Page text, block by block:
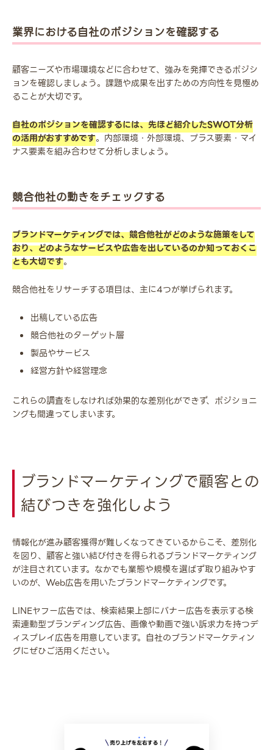
業界における自社のポジションを確認する
顧客ニーズや市場環境などに合わせて、強みを発揮できるポジシ
ョンを確認しましょう。課題や成果を出すための方向性を見極め
ることが大切です。
自社のポジションを確認するには、先ほど紹介したSWOT分析
の活用がおすすめです。内部環境・外部環境、プラス要素・マイ
ナス要素を組み合わせて分析しましょう。
競合他社の動きをチェックする
ブランドマーケティングでは、競合他社がどのような施策をして
おり、どのようなサービスや広告を出しているのか知っておくこ
とも大切です。
競合他社をリサーチする項目は、主に4つが挙げられます。
出稿している広告
競合他社のターゲット層
製品やサービス
経営方針や経営理念
これらの調査をしなければ効果的な差別化ができず、ポジショニ
ングも間違ってしまいます。
ブランドマーケティングで顧客との
結びつきを強化しよう
情報化が進み顧客獲得が難しくなってきているからこそ、差別化
を図り、顧客と強い結び付きを得られるブランドマーケティング
が注目されています。なかでも業態や規模を選ばず取り組みやす
いのが、Web広告を用いたブランドマーケティングです。
LINEヤフー広告では、検索結果上部にバナー広告を表示する検
索連動型ブランディング広告、画像や動画で強い訴求力を持つデ
ィスプレイ広告を用意しています。自社のブランドマーケティン
グにぜひご活用ください。